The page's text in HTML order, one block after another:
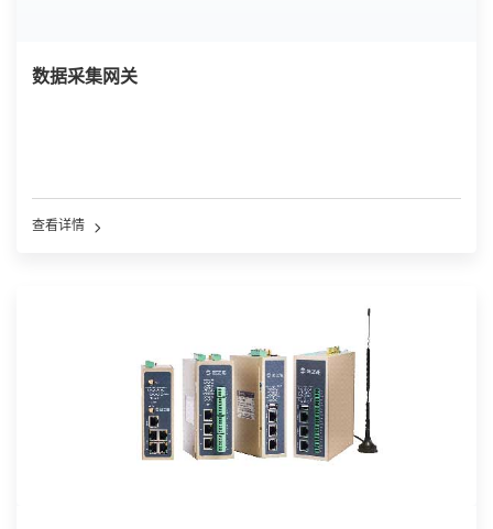
数据采集网关
查看详情